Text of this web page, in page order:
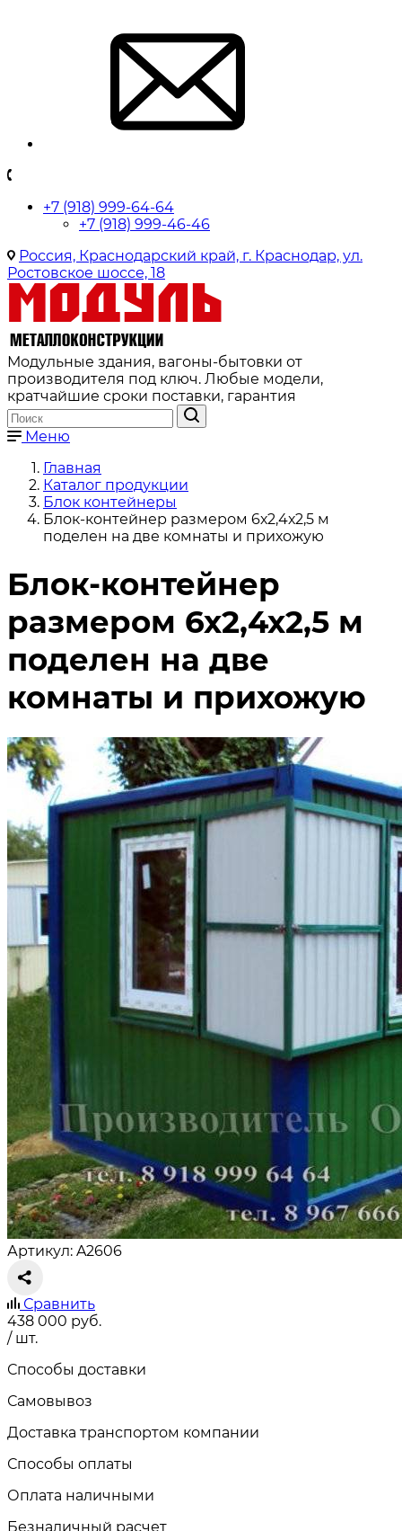
+7 (918) 999-64-64
+7 (918) 999-46-46
Россия, Краснодарский край, г. Краснодар, ул.
Ростовское шоссе, 18
Модульные здания, вагоны-бытовки от
производителя под ключ. Любые модели,
кратчайшие сроки поставки, гарантия
Меню
Главная
Каталог продукции
Блок контейнеры
Блок-контейнер размером 6х2,4х2,5 м
поделен на две комнаты и прихожую
Блок-контейнер
размером 6х2,4х2,5 м
поделен на две
комнаты и прихожую
Артикул: A2606
Сравнить
438 000 руб.
/ шт.
Способы доставки
Самовывоз
Доставка транспортом компании
Способы оплаты
Оплата наличными
Безналичный расчет